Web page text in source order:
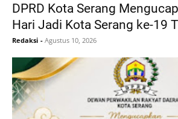
DPRD Kota Serang
Hari Jadi Kota Serang ke-19
Redaksi - Agustus 10, 2026